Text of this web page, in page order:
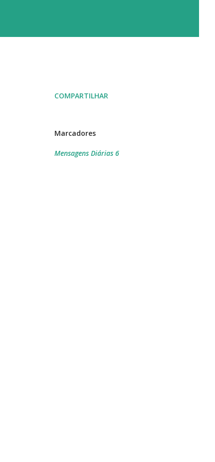
COMPARTILHAR
Marcadores
Mensagens Diárias 6